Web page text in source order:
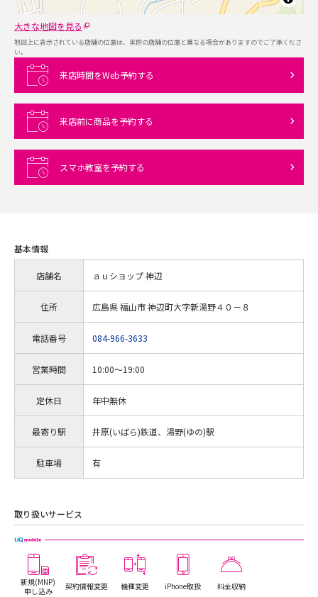
大きな地図を見る
地図上に表示されている店舗の位置は、実際の店舗の位置と異なる場合がありますのでご了承くださ
い。
来店時間をWeb予約する
来店前に商品を予約する
スマホ教室を予約する
基本情報
店舗名 ａｕショップ 神辺
住所 広島県 福山市 神辺町大字新湯野４０－８
電話番号 084-966-3633
営業時間 10:00～19:00
定休日 年中無休
最寄り駅 井原(いばら)鉄道、湯野(ゆの)駅
駐車場 有
取り扱いサービス
新規(MNP)
申し込み
契約情報変更 機種変更 iPhone取扱 料金収納